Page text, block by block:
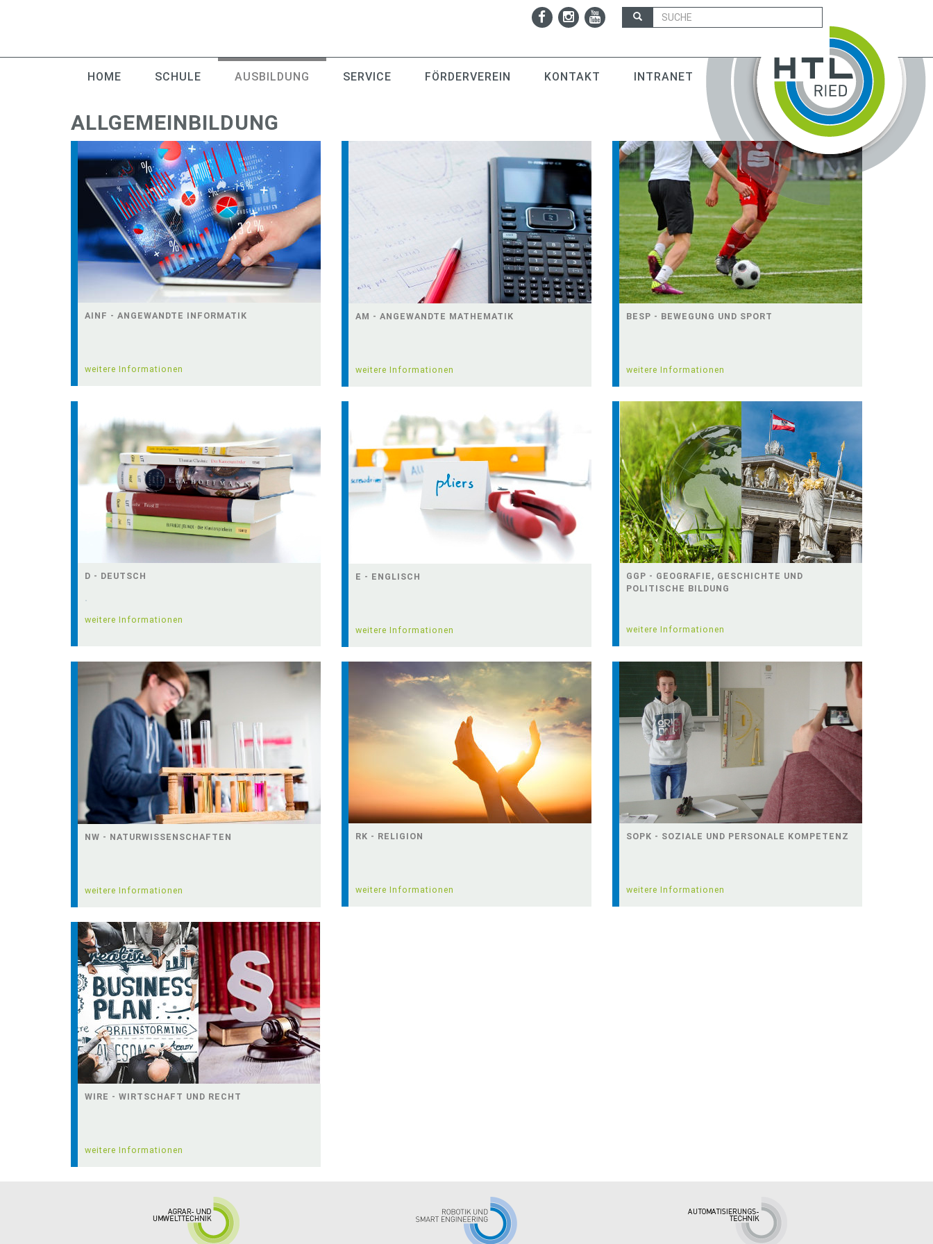
HOME SCHULE AUSBILDUNG SERVICE FÖRDERVEREIN KONTAKT INTRANET
ALLGEMEINBILDUNG
AINF - ANGEWANDTE INFORMATIK
weitere Informationen
AM - ANGEWANDTE MATHEMATIK
weitere Informationen
BESP - BEWEGUNG UND SPORT
weitere Informationen
D - DEUTSCH
.
weitere Informationen
E - ENGLISCH
weitere Informationen
GGP - GEOGRAFIE, GESCHICHTE UND
POLITISCHE BILDUNG
weitere Informationen
NW - NATURWISSENSCHAFTEN
weitere Informationen
RK - RELIGION
weitere Informationen
SOPK - SOZIALE UND PERSONALE KOMPETENZ
weitere Informationen
WIRE - WIRTSCHAFT UND RECHT
weitere Informationen